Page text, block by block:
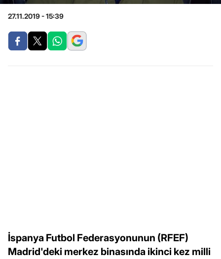
27.11.2019 - 15:39
İspanya Futbol Federasyonunun (RFEF)
Madrid'deki merkez binasında ikinci kez milli